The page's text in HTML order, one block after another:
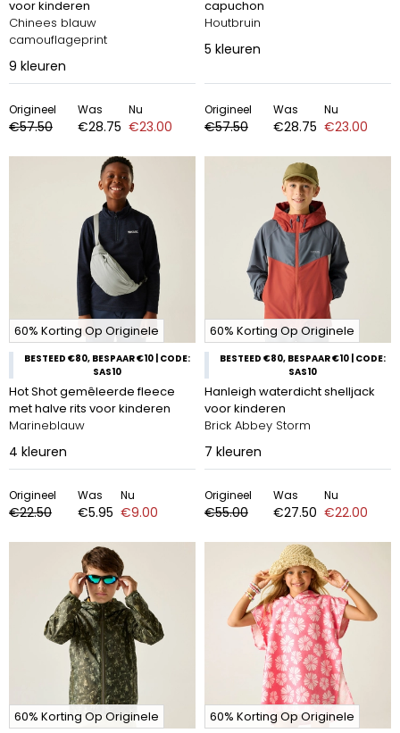
voor kinderen
Chinees blauw
camouflageprint
9 kleuren
Origineel
€57.50
Was
€28.75
Nu
€23.00
capuchon
Houtbruin
5 kleuren
Origineel
€57.50
Was
€28.75
Nu
€23.00
60% Korting Op Originele
BESTEED €80, BESPAAR €10 | CODE:
SAS10
Hot Shot gemêleerde fleece
met halve rits voor kinderen
Marineblauw
4 kleuren
Origineel
€22.50
Was
€5.95
Nu
€9.00
60% Korting Op Originele
BESTEED €80, BESPAAR €10 | CODE:
SAS10
Hanleigh waterdicht shelljack
voor kinderen
Brick Abbey Storm
7 kleuren
Origineel
€55.00
Was
€27.50
Nu
€22.00
60% Korting Op Originele 60% Korting Op Originele